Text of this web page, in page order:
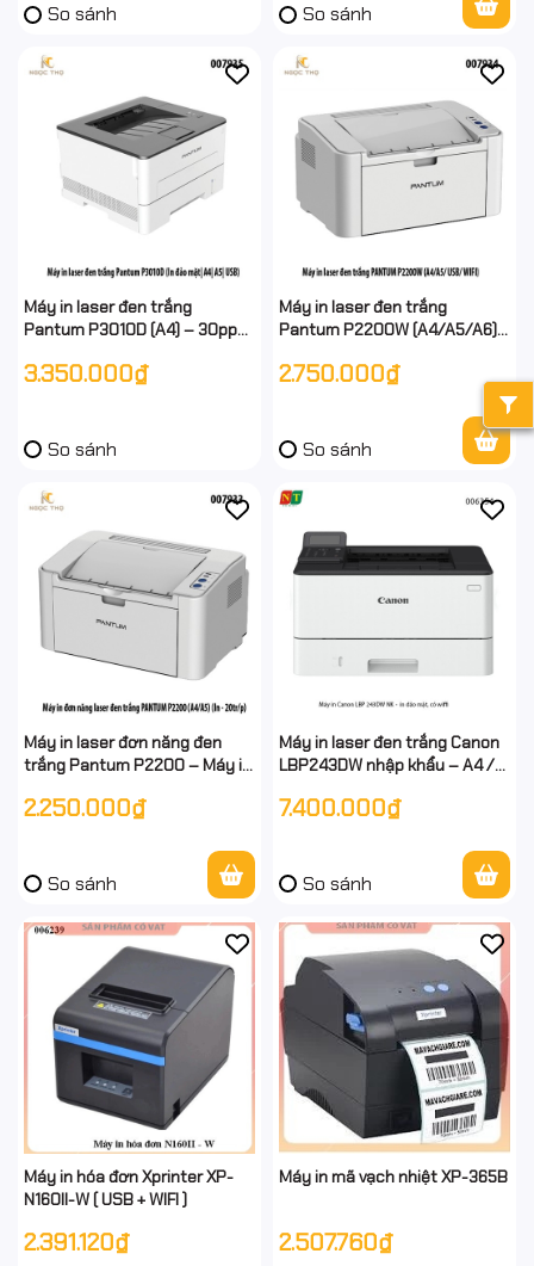
So sánh So sánh
Máy in laser đen trắng
Pantum P3010D (A4) – 30ppm,
Chính hãng, đủ VAT – Hỗ trợ
3.350.000₫
So sánh
Máy in laser đen trắng
Pantum P2200W (A4/A5/A6)
– Chính hãng - full vat
2.750.000₫
So sánh
Máy in laser đơn năng đen
trắng Pantum P2200 – Máy in
USB – Chính hãng
2.250.000₫
So sánh
Máy in laser đen trắng Canon
LBP243DW nhập khẩu – A4 /
vat
7.400.000₫
So sánh
Máy in hóa đơn Xprinter XP-
N160II-W ( USB + WIFI )
2.391.120₫
Máy in mã vạch nhiệt XP-365B
2.507.760₫